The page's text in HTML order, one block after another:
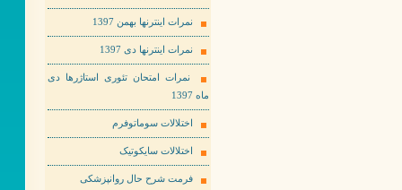
نمرات اینترنها بهمن 1397
نمرات اینترنها دی 1397
نمرات امتحان تئوری استاژرها دی
ماه 1397
اختلالات سوماتوفرم
اختلالات سایکوتیک
فرمت شرح حال روانپزشکی